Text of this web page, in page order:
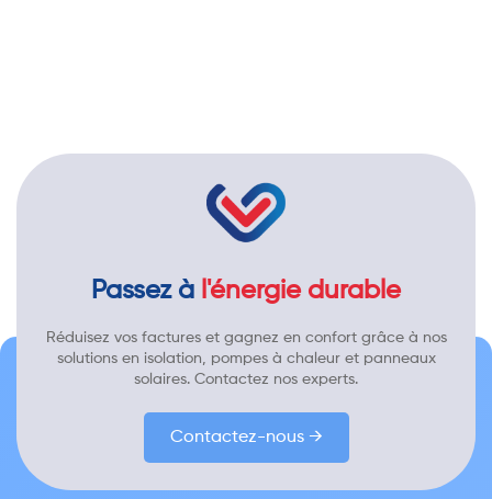
Passez à l'énergie durable
Réduisez vos factures et gagnez en confort grâce à nos
solutions en isolation, pompes à chaleur et panneaux
solaires. Contactez nos experts.
Contactez-nous →